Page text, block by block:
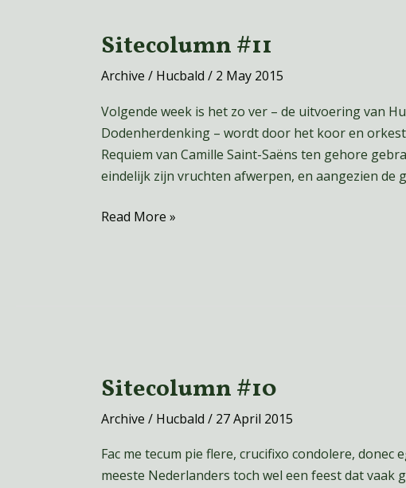
Sitecolumn #11
Archive / Hucbald / 2 May 2015
Volgende week is het zo ver – de uitvoering van
Dodenherdenking – wordt door het koor en
Requiem van Camille Saint-Saëns ten gehore
eindelijk zijn vruchten afwerpen, en aangezien de
Sitecolumn
Read More »
Sitecolumn #10
Archive / Hucbald / 27 April 2015
Fac me tecum pie flere, crucifixo condolere, donec
meeste Nederlanders toch wel een feest dat vaak
Sitecolumn